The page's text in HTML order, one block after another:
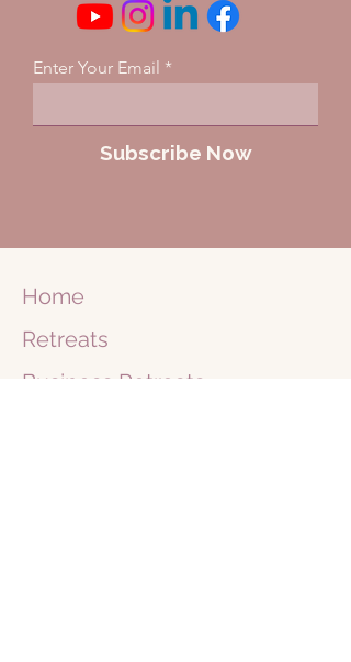
Enter Your Email
Subscribe Now
Home
Retreats
Business Retreats